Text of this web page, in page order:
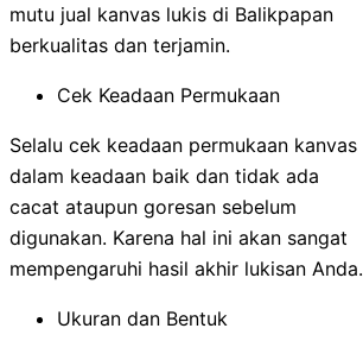
mutu jual kanvas lukis di Balikpapan
berkualitas dan terjamin.
Cek Keadaan Permukaan
Selalu cek keadaan permukaan kanvas
dalam keadaan baik dan tidak ada
cacat ataupun goresan sebelum
digunakan. Karena hal ini akan sangat
mempengaruhi hasil akhir lukisan Anda.
Ukuran dan Bentuk